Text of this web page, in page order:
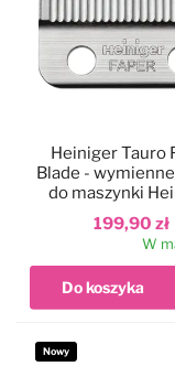
199,90 zł
Heiniger Tauro
Blade -
do maszynki
Tauro, długość
0,6-1,7mm
W
Nowy